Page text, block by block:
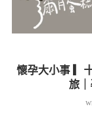
懷孕大小事 ▎
旅